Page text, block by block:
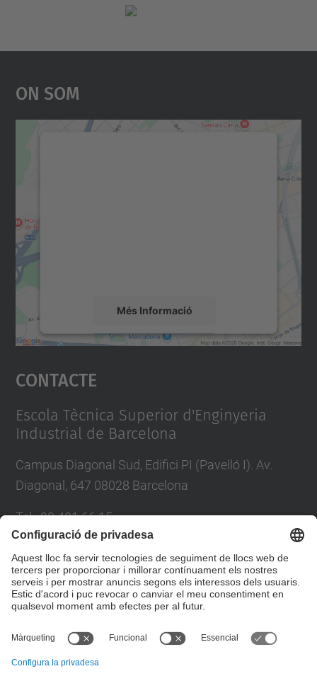
On Som
Més Informació
Accepta
powered by
Contacte
Escola Tècnica Superior d'Enginyeria
Industrial de Barcelona
Campus Diagonal Sud, Edifici PI (Pavelló I). Av.
Diagonal, 647 08028 Barcelona
Tel.:93 401 66 15
Directori UPC
Formulari de contacte